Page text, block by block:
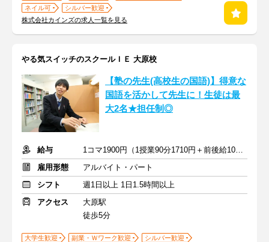
ネイル可
シルバー歓迎
株式会社カインズの求人一覧を見る
やる気スイッチのスクールＩＥ 大原校
【塾の先生(高校生の国語)】得意な
国語を活かして先生に！生徒は最
大2名★担任制◎
給与
1コマ1900円（1授業90分1710円＋前後給10分190円）
雇用形態
アルバイト・パート
シフト
週1日以上 1日1.5時間以上
アクセス
大原駅
徒歩5分
大学生歓迎 副業・Ｗワーク歓迎
シルバー歓迎